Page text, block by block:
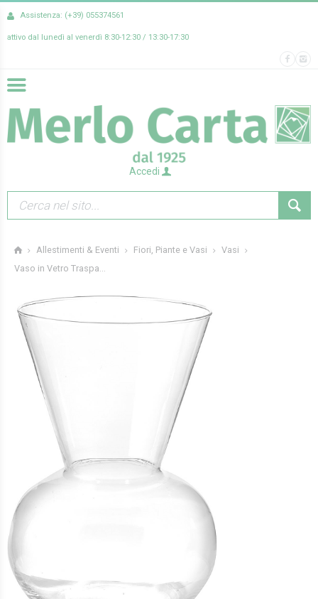
Assistenza: (+39) 055374561
attivo dal lunedì al venerdì 8:30-12:30 / 13:30-17:30
Accedi
Allestimenti & Eventi Fiori, Piante e Vasi
Vasi
Vaso in Vetro Traspa...